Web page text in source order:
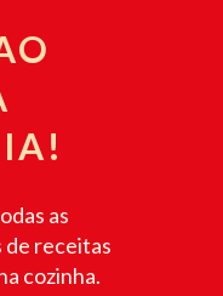
as
de receitas
cozinha.